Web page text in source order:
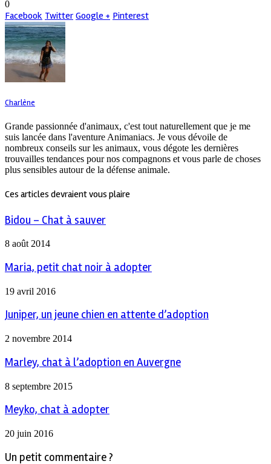
0
Facebook Twitter Google + Pinterest
Charlène
Grande passionnée d'animaux, c'est tout naturellement que je me
suis lancée dans l'aventure Animaniacs. Je vous dévoile de
nombreux conseils sur les animaux, vous dégote les dernières
trouvailles tendances pour nos compagnons et vous parle de choses
plus sensibles autour de la défense animale.
Ces articles devraient vous plaire
Bidou – Chat à sauver
8 août 2014
Maria, petit chat noir à adopter
19 avril 2016
Juniper, un jeune chien en attente d’adoption
2 novembre 2014
Marley, chat à l’adoption en Auvergne
8 septembre 2015
Meyko, chat à adopter
20 juin 2016
Un petit commentaire ?